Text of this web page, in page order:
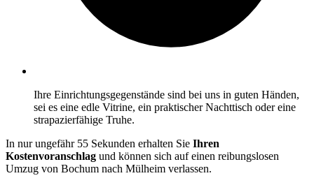
Ihre Einrichtungsgegenstände sind bei uns in guten Händen,
sei es eine edle Vitrine, ein praktischer Nachttisch oder eine
strapazierfähige Truhe.
In nur ungefähr 55 Sekunden erhalten Sie Ihren
Kostenvoranschlag und können sich auf einen reibungslosen
Umzug von Bochum nach Mülheim verlassen.